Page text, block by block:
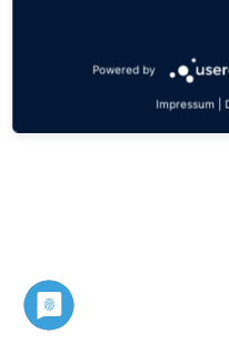
Powered by
Impressum